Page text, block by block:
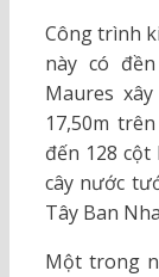
Công trình
này có
Maures
17,50m
đến 128
cây nước
Tây Ban
Một trong